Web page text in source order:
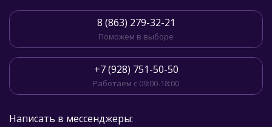
8 (863) 279-32-21
Поможем в выборе
+7 (928) 751-50-50
Работаем с 09:00-18:00
Написать в мессенджеры: